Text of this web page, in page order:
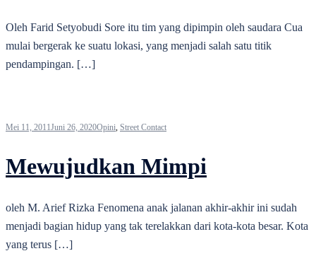
Oleh Farid Setyobudi Sore itu tim yang dipimpin oleh saudara Cua
mulai bergerak ke suatu lokasi, yang menjadi salah satu titik
pendampingan. […]
Mei 11, 2011Juni 26, 2020Opini Street Contact
Mewujudkan Mimpi
oleh M. Arief Rizka Fenomena anak jalanan akhir-akhir ini sudah
menjadi bagian hidup yang tak terelakkan dari kota-kota besar. Kota
yang terus […]